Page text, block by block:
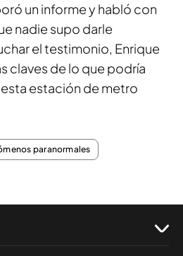
un informe y habló con
nadie supo darle
el testimonio, Enrique
claves de lo que podría
estación de metro
paranormales